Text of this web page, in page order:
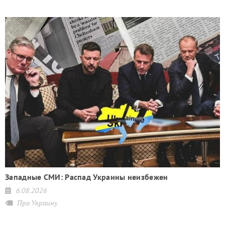
Западные СМИ: Распад Украины неизбежен
6.08.2026
Про Украину